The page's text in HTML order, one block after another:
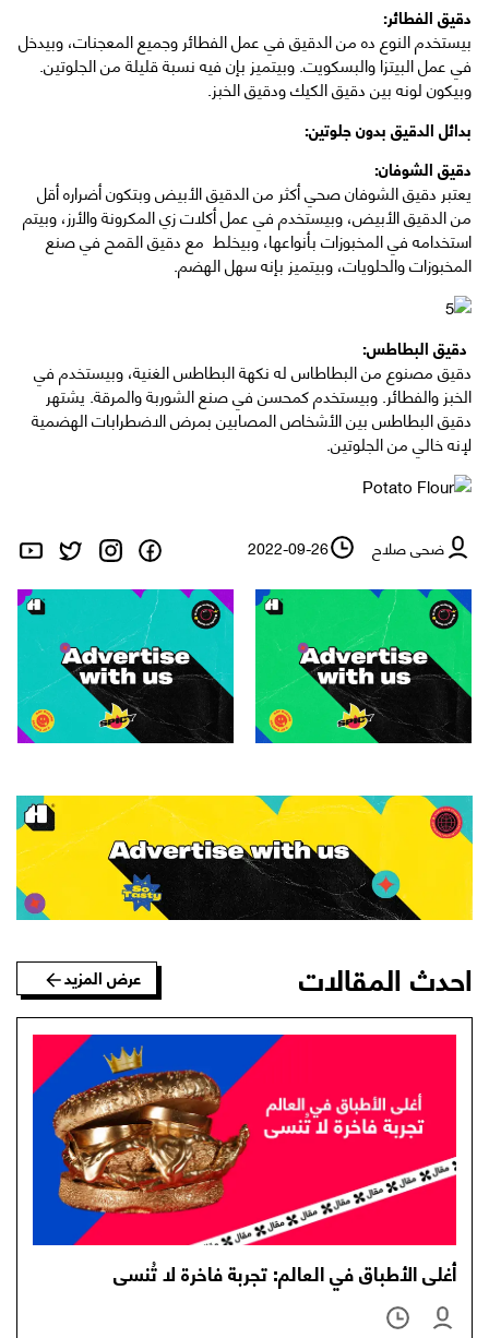
دقيق الفطائر:
بيستخدم النوع ده من الدقيق في عمل الفطائر وجميع المعجنات، وبيدخل
في عمل البيتزا والبسكويت. وبيتميز بإن فيه نسبة قليلة من الجلوتين.
وبيكون لونه بين دقيق الكيك ودقيق الخبز.
بدائل الدقيق بدون جلوتين:
دقيق الشوفان:
يعتبر دقيق الشوفان صحي أكثر من الدقيق الأبيض وبتكون أضراره أقل
من الدقيق الأبيض، وبيستخدم في عمل أكلات زي المكرونة والأرز، وبيتم
استخدامه في المخبوزات بأنواعها، وبيخلط مع دقيق القمح في صنع
المخبوزات والحلويات، وبيتميز بإنه سهل الهضم.
دقيق البطاطس:
دقيق مصنوع من البطاطاس له نكهة البطاطس الغنية، وبيستخدم في
الخبز والفطائر. وبيستخدم كمحسن في صنع الشوربة والمرقة. يشتهر
دقيق البطاطس بين الأشخاص المصابين بمرض الاضطرابات الهضمية
لإنه خالي من الجلوتين.
ضحى صلاح 2022-09-26
احدث المقالات عرض المزيد
أغلى الأطباق في العالم: تجربة فاخرة لا تُنسى